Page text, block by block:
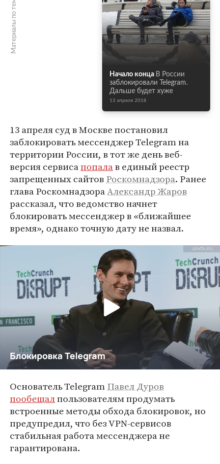
Материалы по теме
Начало конца В России
заблокировали Telegram.
Дальше будет хуже
13 апреля 2018
13 апреля суд в Москве постановил
заблокировать мессенджер Telegram на
территории России, в тот же день веб-
версия сервисапопалав единый реестр
запрещенных сайтов Роскомнадзора. Ранее
глава РоскомнадзораАлександр Жаров
рассказал, что ведомство начнет
блокировать мессенджер в «ближайшее
время», однако точную дату не назвал.
Основатель TelegramПавел Дуров
пообещалпользователям продумать
встроенные методы обхода блокировок, но
предупредил, что без VPN-сервисов
стабильная работа мессенджера не
гарантирована.